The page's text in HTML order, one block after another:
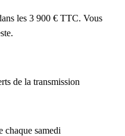
les 3 900 € TTC. Vous
de la transmission
chaque samedi